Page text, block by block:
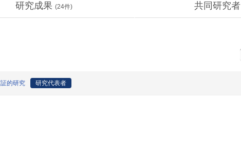
研究成果 (24件) 共同研究者
的研究 研究代表者